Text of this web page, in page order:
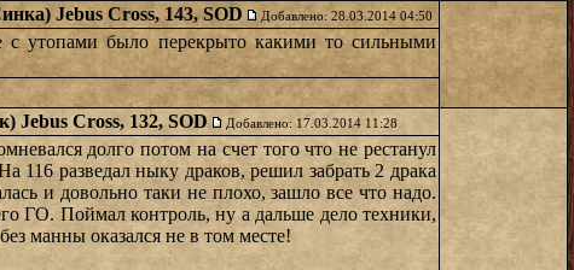
Jebus Cross, 143, SOD Добавлено: 28.03.2014 04:50
утопами было перекрыто какими то сильными
Cross, 132, SOD Добавлено: 17.03.2014 11:28
долго потом на счет того что не рестанул
разведал ныку драков, решил забрать 2 драка
и довольно таки не плохо, зашло все что надо.
ГО. Поймал контроль, ну а дальше дело техники,
манны оказался не в том месте!